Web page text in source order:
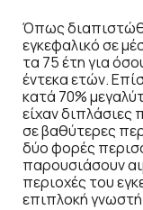
Όπως
εγκεφαλικό σε
τα 75 έτη για
έντεκα ετών.
κατά 70%
είχαν διπλάσιες
σε βαθύτερες
δύο φορές
παρουσιάσουν
περιοχές του
επιπλοκή